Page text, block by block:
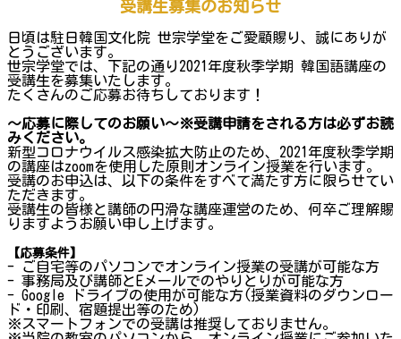
受講生募集のお知らせ
日頃は駐日韓国文化院 世宗学堂をご愛顧賜り、誠にありが
とうございます。
世宗学堂では、下記の通り2021年度秋季学期 韓国語講座の
受講生を募集いたします。
たくさんのご応募お待ちしております！
～応募に際してのお願い～※受講申請をされる方は必ずお読
みください。
新型コロナウイルス感染拡大防止のため、2021年度秋季学期
の講座はzoomを使用した原則オンライン授業を行います。
受講のお申込は、以下の条件をすべて満たす方に限らせてい
ただきます。
受講生の皆様と講師の円滑な講座運営のため、何卒ご理解賜
りますようお願い申し上げます。
【応募条件】
- ご自宅等のパソコンでオンライン授業の受講が可能な方
- 事務局及び講師とEメールでのやりとりが可能な方
- Google ドライブの使用が可能な方(授業資料のダウンロー
ド・印刷、宿題提出等のため)
※スマートフォンでの受講は推奨しておりません。